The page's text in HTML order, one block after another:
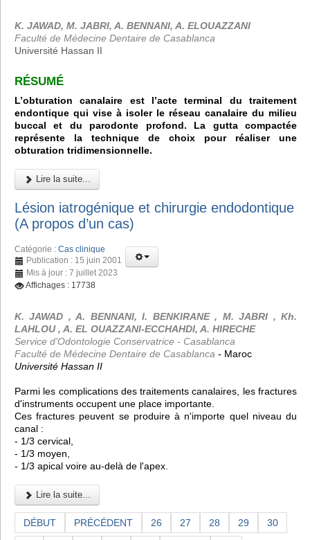
K. JAWAD, M. JABRI, A. BENNANI, A. ELOUAZZANI
Faculté de Médecine Dentaire de Casablanca
Université Hassan II
RÉSUMÉ
L’obturation canalaire est l’acte terminal du traitement
endontique qui vise à isoler le réseau canalaire du milieu
buccal et du parodonte profond. La gutta compactée
représente la technique de choix pour réaliser une
obturation tridimensionnelle.
Lire la suite...
Lésion iatrogénique et chirurgie endodontique
(A propos d’un cas)
Catégorie : Cas clinique
Publication : 15 juin 2001
Mis à jour : 7 juillet 2023
Affichages : 17738
K. JAWAD , A. BENNANI, I. BENKIRANE , M. JABRI , Kh.
LAHLOU , A. EL OUAZZANI-ECCHAHDI, A. HIRECHE
Service d'Odontologie Conservatrice - Casablanca
Faculté de Médecine Dentaire de Casablanca - Maroc
Université Hassan II
Parmi les complications des traitements canalaires, les fractures
d'instruments occupent une place importante.
Ces fractures peuvent se produire à n'importe quel niveau du
canal :
- 1/3 cervical,
- 1/3 moyen,
- 1/3 apical voire au-delà de l'apex.
Lire la suite...
DÉBUT PRÉCÉDENT 26 27 28 29 30